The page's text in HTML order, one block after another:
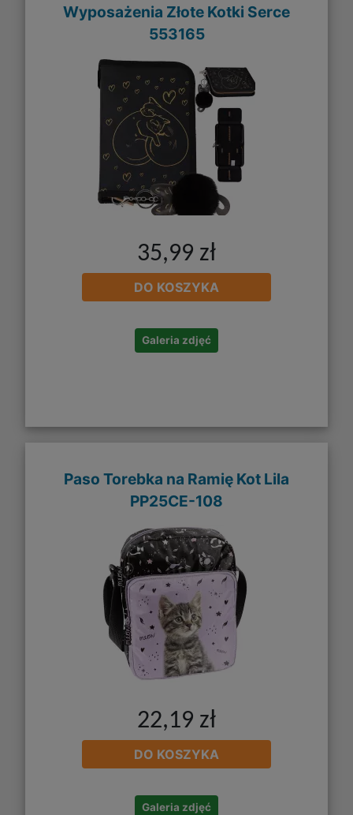
Wyposażenia Złote Kotki Serce
553165
35,99 zł
DO KOSZYKA
Galeria zdjęć
Paso Torebka na Ramię Kot Lila
PP25CE-108
22,19 zł
DO KOSZYKA
Galeria zdjęć